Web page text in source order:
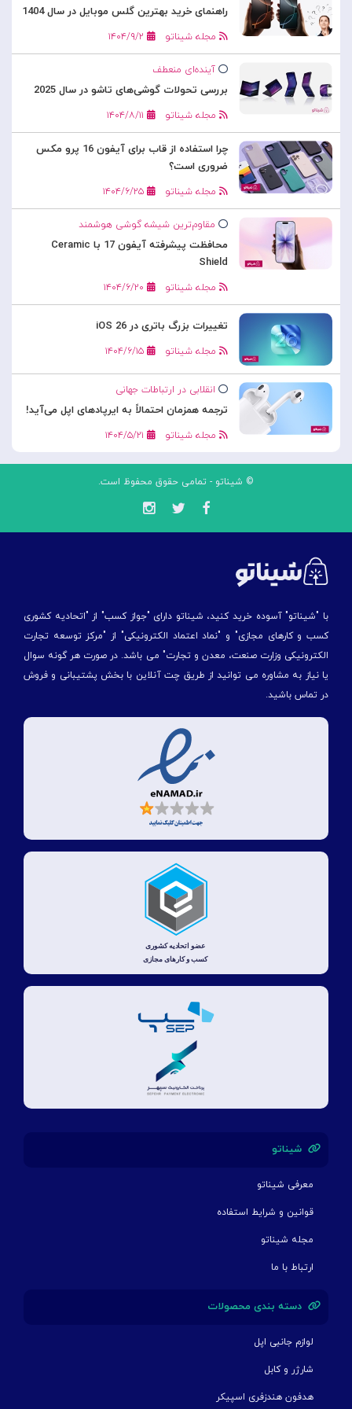
راهنمای خرید بهترین گلس موبایل در سال 1404
مجله شیناتو ۱۴۰۴/۹/۲
آینده‌ای منعطف
بررسی تحولات گوشی‌های تاشو در سال 2025
مجله شیناتو ۱۴۰۴/۸/۱۱
چرا استفاده از قاب برای آیفون 16 پرو مکس
ضروری است؟
مجله شیناتو ۱۴۰۴/۶/۲۵
مقاوم‌ترین شیشه گوشی هوشمند
محافظت پیشرفته آیفون 17 با Ceramic
Shield
مجله شیناتو ۱۴۰۴/۶/۲۰
تغییرات بزرگ باتری در iOS 26
مجله شیناتو ۱۴۰۴/۶/۱۵
انقلابی در ارتباطات جهانی
ترجمه همزمان احتمالاً به ایرپادهای اپل می‌آید!
مجله شیناتو ۱۴۰۴/۵/۲۱
© شیناتو - تمامی حقوق محفوظ است.
با "شیناتو" آسوده خرید کنید، شیناتو دارای "جواز کسب" از "اتحادیه کشوری
کسب و کارهای مجازی" و "نماد اعتماد الکترونیکی" از "مركز توسعه تجارت
الكترونیكی وزارت صنعت، معدن و تجارت" می باشد. در صورت هر گونه سوال
یا نیاز به مشاوره می توانید از طریق چت آنلاین با بخش پشتیبانی و فروش
در تماس باشید.
شیناتو
معرفی شیناتو
قوانین و شرایط استفاده
مجله شیناتو
ارتباط با ما
دسته بندی محصولات
لوازم جانبی اپل
شارژر و کابل
هدفون هندزفری اسپیکر